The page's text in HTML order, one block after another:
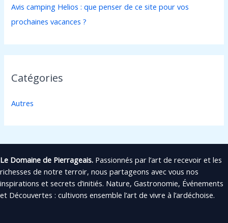
Avis camping Helios : que penser de ce site pour vos
prochaines vacances ?
Catégories
Autres
Le Domaine de Pierrageais. Passionnés par l’art de recevoir et les
richesses de notre terroir, nous partageons avec vous nos
inspirations et secrets d’initiés. Nature, Gastronomie, Événements
et Découvertes : cultivons ensemble l’art de vivre à l’ardéchoise.